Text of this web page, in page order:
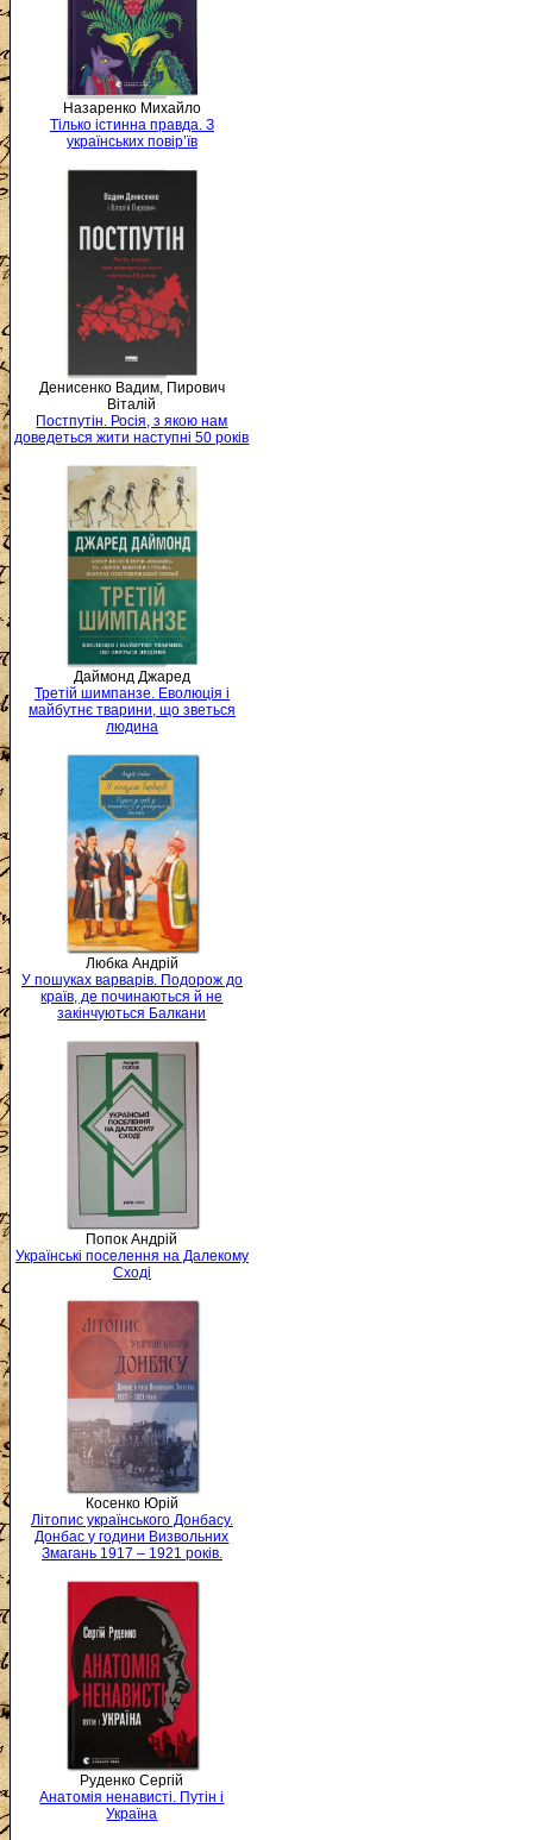
Назаренко Михайло
Тілько істинна правда. З
українських повір’їв
Денисенко Вадим, Пирович
Віталій
Постпутін. Росія, з якою нам
доведеться жити наступні 50 років
Даймонд Джаред
Третій шимпанзе. Еволюція і
майбутнє тварини, що зветься
людина
Любка Андрій
У пошуках варварів. Подорож до
країв, де починаються й не
закінчуються Балкани
Попок Андрій
Українські поселення на Далекому
Сході
Косенко Юрій
Літопис українського Донбасу.
Донбас у години Визвольних
Змагань 1917 – 1921 років.
Руденко Сергій
Анатомія ненависті. Путін і
Україна